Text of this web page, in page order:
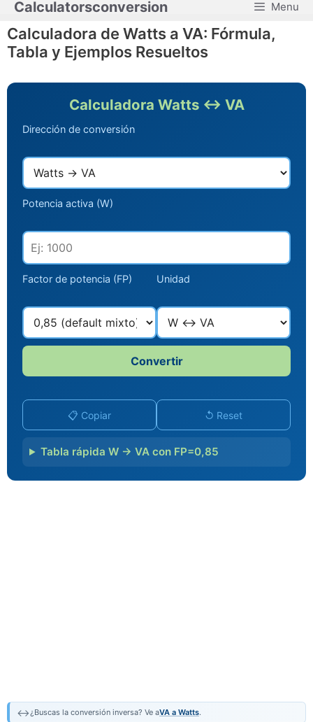
Saltar
contenido
Calculatorsconversion Menu
Calculadora de Watts a VA: Fórmula,
Tabla y Ejemplos Resueltos
Calculadora Watts ↔ VA
Dirección de conversión
Potencia activa (W)
Factor de potencia (FP) Unidad
Convertir
📋 Copiar ↺ Reset
Tabla rápida W → VA con FP=0,85
↔️¿Buscas la conversión inversa? Ve aVA a Watts.